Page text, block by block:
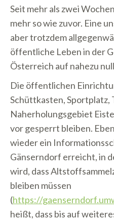
Seit mehr als zwei
mehr so wie zuvor. Eine
aber trotzdem
öffentliche Leben in der
Österreich auf nahezu
Die öffentlichen
Schüttkasten, Sportplatz,
Naherholungsgebiet
vor gesperrt bleiben.
wieder ein
Gänserndorf erreicht, in
wird, dass
bleiben müssen
(https://
heißt, dass bis auf